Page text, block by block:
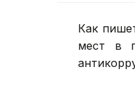
Как
мест в